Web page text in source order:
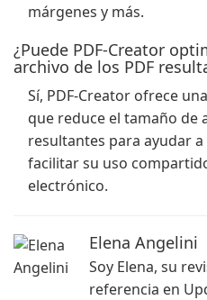
márgenes y más.
¿Puede PDF-Creator
archivo de los PDF
Sí, PDF-Creator ofrece
que reduce el tamaño de
resultantes para ayudar
facilitar su uso
electrónico.
Elena Angelini
Soy Elena, su
referencia en